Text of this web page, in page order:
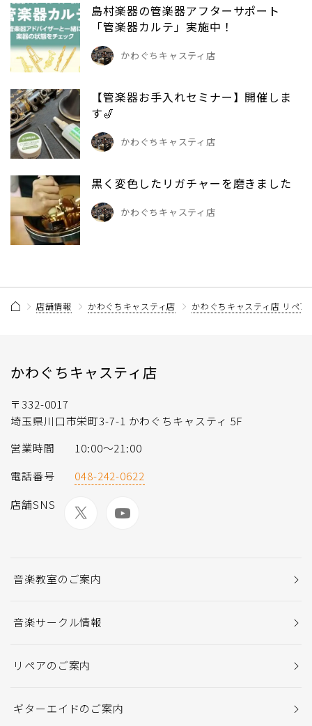
島村楽器の管楽器アフターサポート
「管楽器カルテ」実施中！
かわぐちキャスティ店
【管楽器お手入れセミナー】開催しま
す🎷
かわぐちキャスティ店
黒く変色したリガチャーを磨きました
かわぐちキャスティ店
店舗情報 かわぐちキャスティ店 かわぐちキャスティ店 リペア
かわぐちキャスティ店
〒332-0017
埼玉県川口市栄町3-7-1 かわぐちキャスティ 5F
営業時間
10:00〜21:00
電話番号
048-242-0622
店舗SNS
音楽教室のご案内
音楽サークル情報
リペアのご案内
ギターエイドのご案内